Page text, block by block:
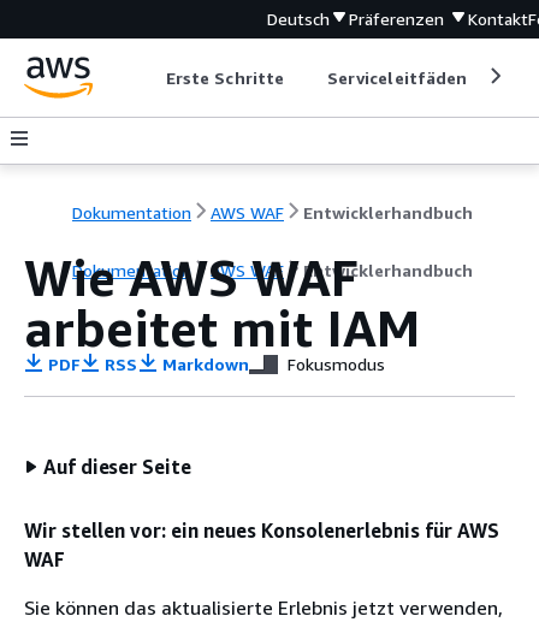
Deutsch Präferenzen Kontakt
Erste Schritte Serviceleitfäden
Dokumentation AWS WAF Entwicklerhandbuch
Dokumentation AWS WAF Entwicklerhandbuch
Wie AWS WAF
arbeitet mit IAM
PDF RSS Markdown Fokusmodus
Auf dieser Seite
Wir stellen vor: ein neues Konsolenerlebnis für AWS
WAF
Sie können das aktualisierte Erlebnis jetzt verwenden,